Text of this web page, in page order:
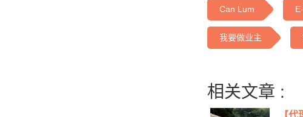
Can Lum
我要做业主
相关文章 :
【